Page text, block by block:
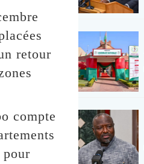
retour
compte
pour